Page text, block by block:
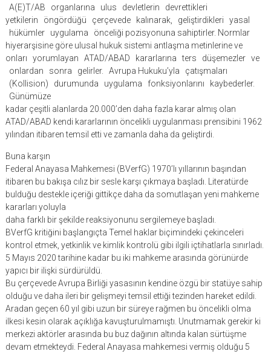
A(E)T/AB organlarına ulus devletlerin devrettikleri
yetkilerin öngördüğü çerçevede kalınarak, geliştirdikleri yasal
hükümler uygulama önceliği pozisyonuna sahiptirler. Normlar
hiyerarşisine göre ulusal hukuk sistemi antlaşma metinlerine ve
onları yorumlayan ATAD/ABAD kararlarına ters düşemezler ve
onlardan sonra gelirler. Avrupa Hukuku’yla çatışmaları
(Kollision) durumunda uygulama fonksiyonlarını kaybederler.
Günümüze
kadar çeşitli alanlarda 20.000’den daha fazla karar almış olan
ATAD/ABAD kendi kararlarının öncelikli uygulanması prensibini 1962
yılından itibaren temsil etti ve zamanla daha da geliştirdi.
Buna karşın
Federal Anayasa Mahkemesi (BVerfG) 1970’lı yıllarının başından
itibaren bu bakışa cılız bir sesle karşı çıkmaya başladı. Literatürde
bulduğu destekle içeriği gittikçe daha da somutlaşan yeni mahkeme
kararları yoluyla
daha farklı bir şekilde reaksiyonunu sergilemeye başladı.
BVerfG kritiğini başlangıçta Temel haklar biçimindeki çekinceleri
kontrol etmek, yetkinlik ve kimlik kontrolü gibi ilgili içtihatlarla sınırladı.
5 Mayıs 2020 tarihine kadar bu iki mahkeme arasında görünürde
yapıcı bir ilişki sürdürüldü.
Bu çerçevede Avrupa Birliği yasasının kendine özgü bir statüye sahip
olduğu ve daha ileri bir gelişmeyi temsil ettiği tezinden hareket edildi.
Aradan geçen 60 yıl gibi uzun bir süreye rağmen bu öncelikli olma
ilkesi kesin olarak açıklığa kavuşturulmamıştı. Unutmamak gerekir ki
merkezi aktörler arasında bu buz dağının altında kalan sürtüşme
devam etmekteydi. Federal Anayasa mahkemesi vermiş olduğu 5